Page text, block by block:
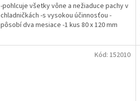
-pohlcuje všetky vône a nežiaduce pachy v
chladničkách -s vysokou účinnosťou -
pôsobí dva mesiace -1 kus 80 x 120 mm
Kód: 152010